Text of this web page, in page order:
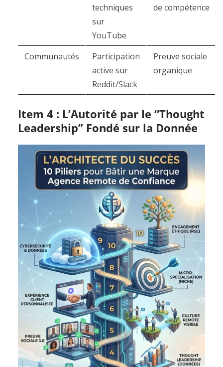
techniques
sur
YouTube
de compétence
Communautés
Participation
active sur
Reddit/Slack
Preuve sociale
organique
Item 4 : L’Autorité par le “Thought
Leadership” Fondé sur la Donnée